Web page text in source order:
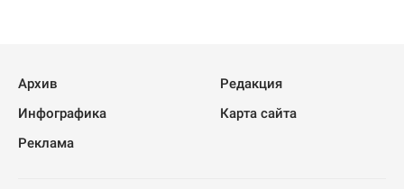
Архив
Редакция
Инфографика
Карта сайта
Реклама